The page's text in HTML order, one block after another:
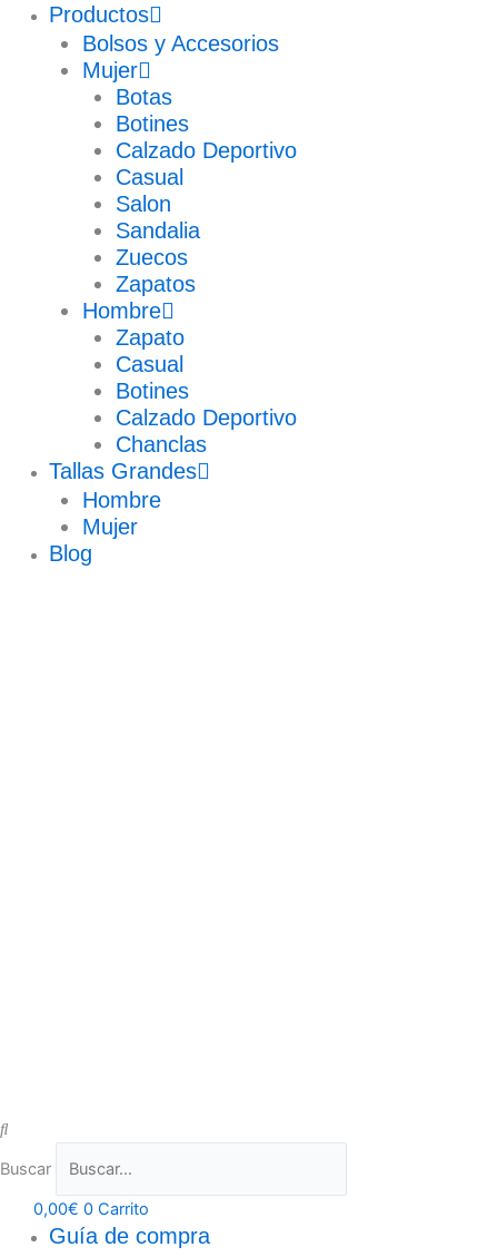
Productos
Bolsos y Accesorios
Mujer
Botas
Botines
Calzado Deportivo
Casual
Salon
Sandalia
Zuecos
Zapatos
Hombre
Zapato
Casual
Botines
Calzado Deportivo
Chanclas
Tallas Grandes
Hombre
Mujer
Blog
Buscar
0,00€ 0 Carrito
Guía de compra